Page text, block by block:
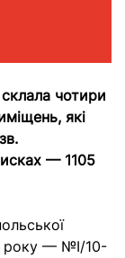
чотири
які
— 1105
року — №І/10-